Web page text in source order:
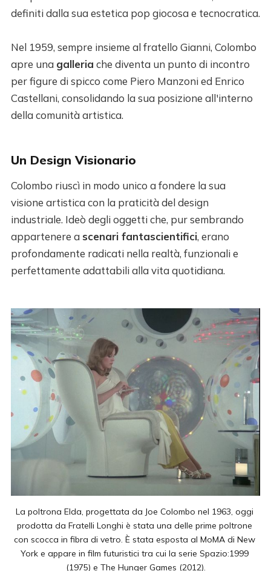
definiti dalla sua estetica pop giocosa e tecnocratica.
Nel 1959, sempre insieme al fratello Gianni, Colombo
apre una galleria che diventa un punto di incontro
per figure di spicco come Piero Manzoni ed Enrico
Castellani, consolidando la sua posizione all'interno
della comunità artistica.
Un Design Visionario
Colombo riuscì in modo unico a fondere la sua
visione artistica con la praticità del design
industriale. Ideò degli oggetti che, pur sembrando
appartenere a scenari fantascientifici, erano
profondamente radicati nella realtà, funzionali e
perfettamente adattabili alla vita quotidiana.
La poltrona Elda, progettata da Joe Colombo nel 1963, oggi
prodotta da Fratelli Longhi è stata una delle prime poltrone
con scocca in fibra di vetro. È stata esposta al MoMA di New
York e appare in film futuristici tra cui la serie Spazio:1999
(1975) e The Hunger Games (2012).